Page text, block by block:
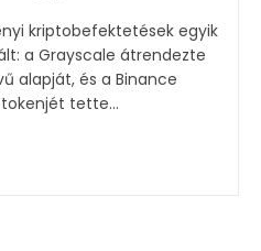
kriptobefektetések egyik
a Grayscale átrendezte
alapját, és a Binance
tette...